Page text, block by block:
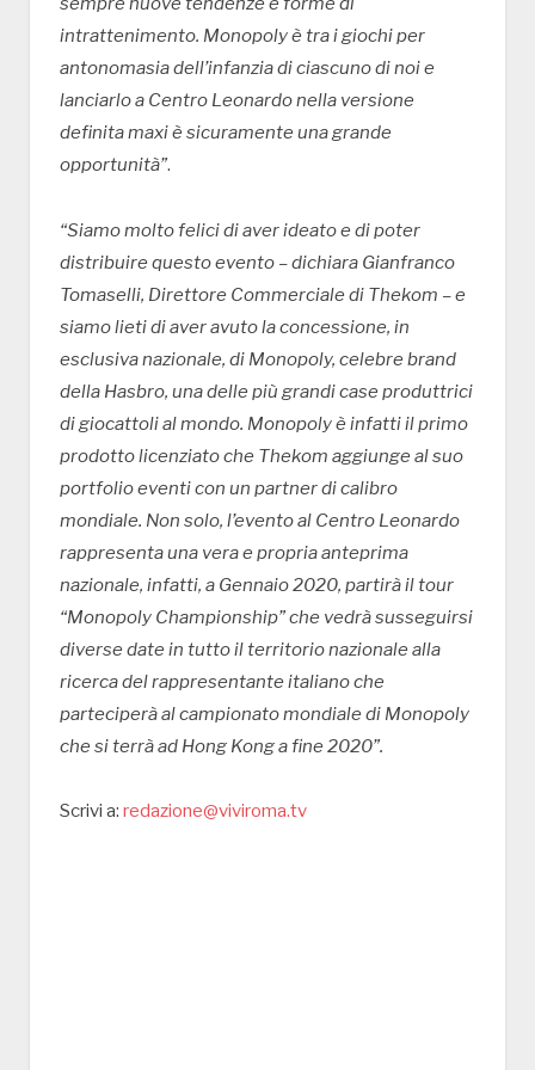
intrattenimento. Monopoly è tra i giochi per
antonomasia dell’infanzia di ciascuno di noi e
lanciarlo a Centro Leonardo nella versione
definita maxi è sicuramente una grande
opportunità”.
“Siamo molto felici di aver ideato e di poter
distribuire questo evento – dichiara Gianfranco
Tomaselli, Direttore Commerciale di Thekom – e
siamo lieti di aver avuto la concessione, in
esclusiva nazionale, di Monopoly, celebre brand
della Hasbro, una delle più grandi case produttrici
di giocattoli al mondo. Monopoly è infatti il primo
prodotto licenziato che Thekom aggiunge al suo
portfolio eventi con un partner di calibro
mondiale. Non solo, l’evento al Centro Leonardo
rappresenta una vera e propria anteprima
nazionale, infatti, a Gennaio 2020, partirà il tour
“Monopoly Championship” che vedrà susseguirsi
diverse date in tutto il territorio nazionale alla
ricerca del rappresentante italiano che
parteciperà al campionato mondiale di Monopoly
che si terrà ad Hong Kong a fine 2020”.
Scrivi a: redazione@viviroma.tv